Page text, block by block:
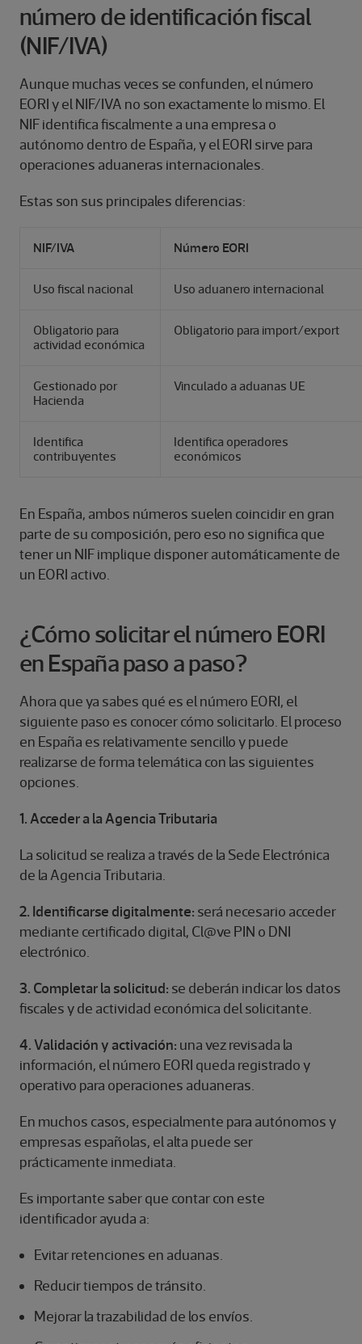
número de identificación fiscal
(NIF/IVA)
Aunque muchas veces se confunden, el número
EORI y el NIF/IVA no son exactamente lo mismo. El
NIF identifica fiscalmente a una empresa o
autónomo dentro de España, y el EORI sirve para
operaciones aduaneras internacionales.
Estas son sus principales diferencias:
NIF/IVA Número EORI
Uso fiscal nacional Uso aduanero internacional
Obligatorio para
actividad económica
Obligatorio para import/export
Gestionado por
Hacienda
Vinculado a aduanas UE
Identifica
contribuyentes
Identifica operadores
económicos
En España, ambos números suelen coincidir en gran
parte de su composición, pero eso no significa que
tener un NIF implique disponer automáticamente de
un EORI activo.
¿Cómo solicitar el número EORI
en España paso a paso?
Ahora que ya sabes qué es el número EORI, el
siguiente paso es conocer cómo solicitarlo. El proceso
en España es relativamente sencillo y puede
realizarse de forma telemática con las siguientes
opciones.
1. Acceder a la Agencia Tributaria
La solicitud se realiza a través de la Sede Electrónica
de la Agencia Tributaria.
2. Identificarse digitalmente: será necesario acceder
mediante certificado digital, Cl@ve PIN o DNI
electrónico.
3. Completar la solicitud: se deberán indicar los datos
fiscales y de actividad económica del solicitante.
4. Validación y activación: una vez revisada la
información, el número EORI queda registrado y
operativo para operaciones aduaneras.
En muchos casos, especialmente para autónomos y
empresas españolas, el alta puede ser
prácticamente inmediata.
Es importante saber que contar con este
identificador ayuda a:
Evitar retenciones en aduanas.
Reducir tiempos de tránsito.
Mejorar la trazabilidad de los envíos.